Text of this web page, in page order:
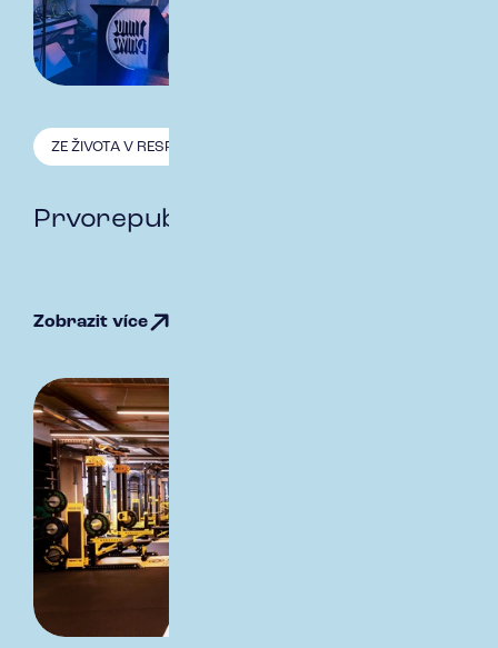
ZE ŽIVOTA V RESPECT
Prvorepublikový vánoční ples
Zobrazit více